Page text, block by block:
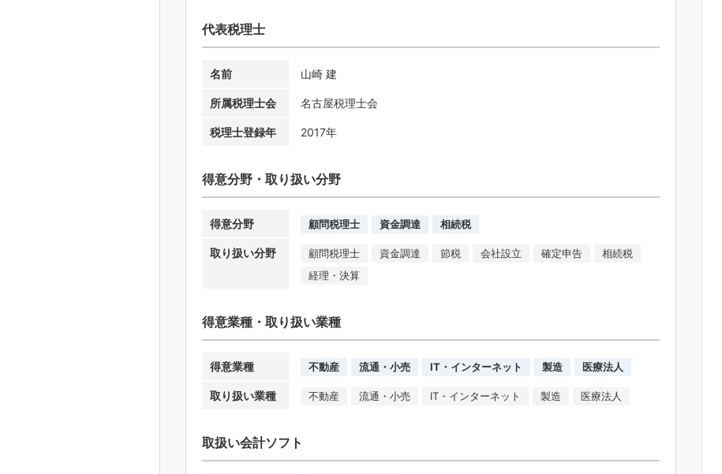
代表税理士
名前 山崎 建
所属税理士会 名古屋税理士会
税理士登録年 2017年
得意分野・取り扱い分野
得意分野 顧問税理士 資金調達 相続税
取り扱い分野 顧問税理士 資金調達 節税 会社設立 確定申告
相続税
経理・決算
得意業種・取り扱い業種
得意業種 不動産 流通・小売 IT・インターネット 製造 医療法人
取り扱い業種 不動産 流通・小売 IT・インターネット 製造 医療法人
取扱い会計ソフト